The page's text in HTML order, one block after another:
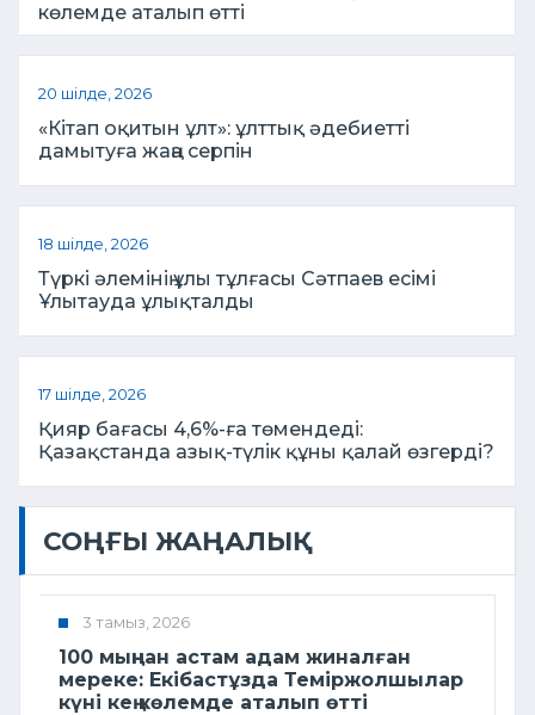
көлемде аталып өтті
20 шілде, 2026
«Кітап оқитын ұлт»: ұлттық әдебиетті
дамытуға жаңа серпін
18 шілде, 2026
Түркі әлемінің ұлы тұлғасы Сәтпаев есімі
Ұлытауда ұлықталды
17 шілде, 2026
Қияр бағасы 4,6%-ға төмендеді:
Қазақстанда азық-түлік құны қалай өзгерді?
СОҢҒЫ ЖАҢАЛЫҚ
3 тамыз, 2026
100 мыңнан астам адам жиналған
мереке: Екібастұзда Теміржолшылар
күні кең көлемде аталып өтті